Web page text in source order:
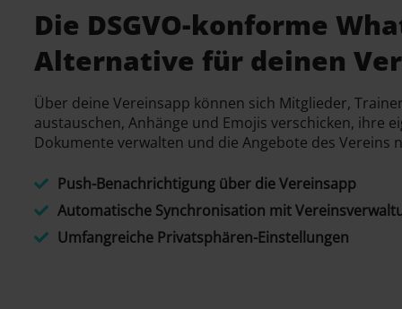
Die DSGVO-konforme
Alternative für deinen
Über deine Vereinsapp können sich Mitglieder,
austauschen, Anhänge und Emojis verschicken, ihre
Dokumente verwalten und die Angebote des Vereins
Push-Benachrichtigung über die Vereinsapp
Automatische Synchronisation mit
Umfangreiche Privatsphären-Einstellungen